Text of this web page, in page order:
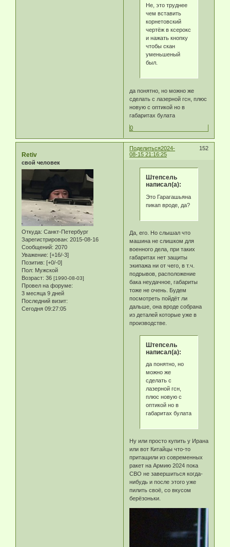
Не, это труднее
чем вставить
корнетовский
чертёж в ксерокс
и нажать кнопку
чтобы скан
уменьшеный
был.
да понятно, но можно же
сделать с лазерной гсн, плюс
новую с оптикой но в
габаритах булата
0
Поделиться 152
2024-
08-15 21:16:25
Retiv
свой человек
Откуда: Санкт-Петербург
Зарегистрирован: 2015-08-16
Сообщений: 2070
Уважение: [+16/-3]
Позитив: [+0/-0]
Пол: Мужской
Возраст: 36 [1990-08-03]
Провел на форуме:
3 месяца 9 дней
Последний визит:
Сегодня 09:27:05
Штепсель
написал(а):
Это Гарагашьяна
пикап вроде, да?
Да, его. Но слышал что
машина не слишком для
военного дела, при таких
габаритах нет защиты
экипажа ни от чего, в т.ч.
подрывов, расположение
бака неудачное, габариты
тоже не очень. Будем
посмотреть пойдёт ли
дальше, она вроде собрана
из деталей которые уже в
производстве.
Штепсель
написал(а):
да понятно, но
можно же
сделать с
лазерной гсн,
плюс новую с
оптикой но в
габаритах булата
Ну или просто купить у Ирана
или вот Китайцы что-то
притащили из современных
ракет на Армию 2024 пока
СВО не завершиться когда-
нибудь и после этого уже
пилить своё, со вкусом
берёзоньки.